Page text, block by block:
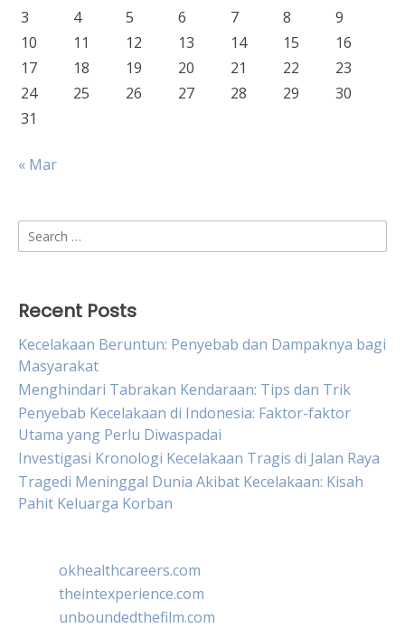
3
4 5 6 7 8
9
10
11 12 13 14 15
16
17
18 19 20 21 22
23
24
25 26 27 28 29
30
31
« Mar
Search
for:
Recent Posts
Kecelakaan Beruntun: Penyebab dan Dampaknya bagi
Masyarakat
Menghindari Tabrakan Kendaraan: Tips dan Trik
Penyebab Kecelakaan di Indonesia: Faktor-faktor
Utama yang Perlu Diwaspadai
Investigasi Kronologi Kecelakaan Tragis di Jalan Raya
Tragedi Meninggal Dunia Akibat Kecelakaan: Kisah
Pahit Keluarga Korban
okhealthcareers.com
theintexperience.com
unboundedthefilm.com